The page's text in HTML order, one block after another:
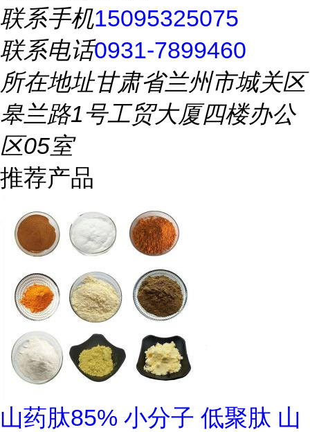
联系手机15095325075
联系电话0931-7899460
所在地址甘肃省兰州市城关区
皋兰路1号工贸大厦四楼办公
区05室
推荐产品
山药肽85% 小分子 低聚肽 山